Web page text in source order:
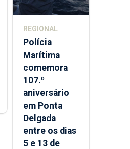
REGIONAL
Polícia
Marítima
comemora
107.º
aniversário
em Ponta
Delgada
entre os dias
5 e 13 de